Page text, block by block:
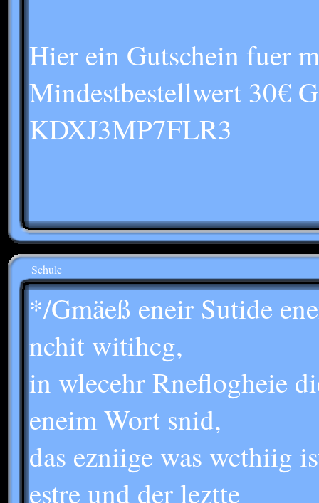
Hier ein Gutschein fuer
Mindestbestellwert 30€
KDXJ3MP7FLR3
Schule
*/Gmäeß eneir Sutide
nchit witihcg,
in wlecehr Rneflogheie
eneim Wort snid,
das ezniige was wcthiig
estre und der leztte